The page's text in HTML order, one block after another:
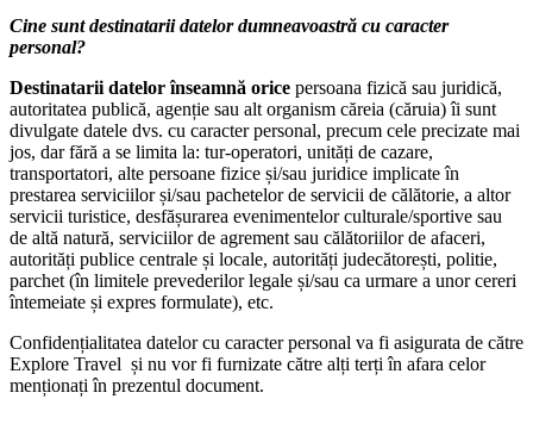
Cine sunt destinatarii datelor dumneavoastră cu caracter
personal?
Destinatarii datelor înseamnă orice persoana fizică sau juridică,
autoritatea publică, agenție sau alt organism căreia (căruia) îi sunt
divulgate datele dvs. cu caracter personal, precum cele precizate mai
jos, dar fără a se limita la: tur-operatori, unități de cazare,
transportatori, alte persoane fizice și/sau juridice implicate în
prestarea serviciilor și/sau pachetelor de servicii de călătorie, a altor
servicii turistice, desfășurarea evenimentelor culturale/sportive sau
de altă natură, serviciilor de agrement sau călătoriilor de afaceri,
autorități publice centrale și locale, autorități judecătorești, politie,
parchet (în limitele prevederilor legale și/sau ca urmare a unor cereri
întemeiate și expres formulate), etc.
Confidențialitatea datelor cu caracter personal va fi asigurata de către
Explore Travel și nu vor fi furnizate către alți terți în afara celor
menționați în prezentul document.